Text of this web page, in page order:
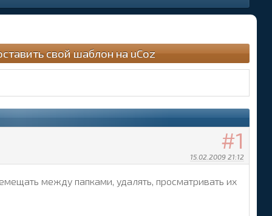
свой шаблон на uCoz
1
15.02.2009 21:12
между папками, удалять, просматривать их